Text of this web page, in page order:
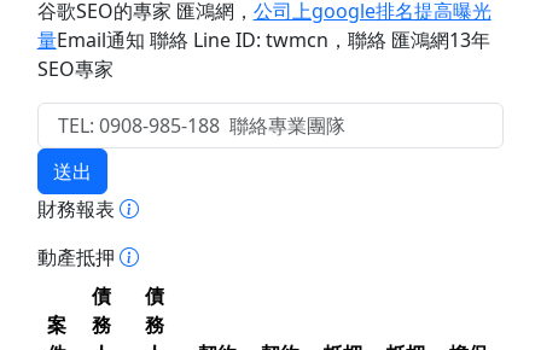
谷歌SEO的專家 匯鴻網 ， 公司上google排名提高曝光
量Email通知 聯絡 Line ID: twmcn ，聯絡 匯鴻網13年
SEO專家
送出
財務報表
動產抵押
案
債
務
債
務